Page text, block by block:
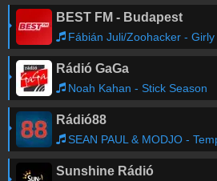
BEST FM - Budapest
Fábián Juli/Zoohacker - Girly
Rádió GaGa
Noah Kahan - Stick Season
Rádió88
SEAN PAUL & MODJO -
Sunshine Rádió